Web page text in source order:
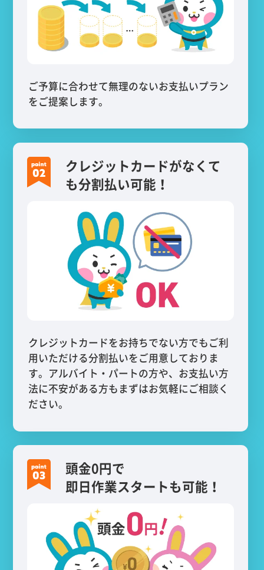
ご予算に合わせて無理のないお支払いプラン
をご提案します。
クレジットカードがなくて
も分割払い可能！
クレジットカードをお持ちでない方でもご利
用いただける分割払いをご用意しておりま
す。アルバイト・パートの方や、お支払い方
法に不安がある方もまずはお気軽にご相談く
ださい。
頭金0円で
即日作業スタートも可能！